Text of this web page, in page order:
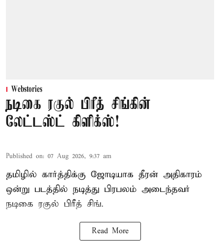
Webstories
நடிகை ரகுல் பிரீத் சிங்கின்
லேட்டஸ்ட் கிளிக்ஸ்!
Published on: 07 Aug 2026, 9:37 am
தமிழில் கார்த்திக்கு ஜோடியாக தீரன் அதிகாரம்
ஒன்று படத்தில் நடித்து பிரபலம் அடைந்தவர்
நடிகை ரகுல் பிரீத் சிங்.
Read More